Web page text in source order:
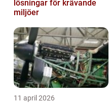
lösningar för krävande
miljöer
11 april 2026